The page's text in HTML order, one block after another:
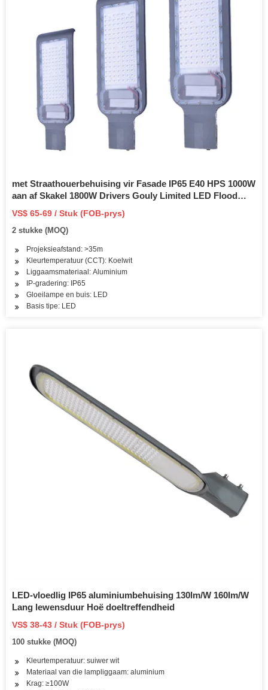
met Straathouerbehuising vir Fasade IP65 E40 HPS 1000W
aan af Skakel 1800W Drivers Gouly Limited LED Flood
Light
VS$ 65-69 / Stuk (FOB-prys)
2 stukke (MOQ)
Projeksieafstand: >35m
Kleurtemperatuur (CCT): Koelwit
Liggaamsmateriaal: Aluminium
IP-gradering: IP65
Gloeilampe en buis: LED
Basis tipe: LED
LED-vloedlig IP65 aluminiumbehuising 130lm/W 160lm/W
Lang lewensduur Hoë doeltreffendheid
VS$ 38-43 / Stuk (FOB-prys)
100 stukke (MOQ)
Kleurtemperatuur: suiwer wit
Materiaal van die lampliggaam: aluminium
Krag: ≥100W